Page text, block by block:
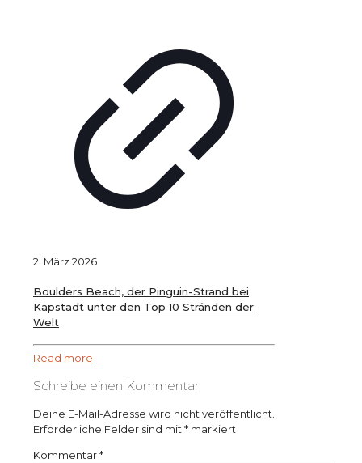
2. März 2026
Boulders Beach, der Pinguin-Strand bei
Kapstadt unter den Top 10 Stränden der
Welt
Read more
Schreibe einen Kommentar
Deine E-Mail-Adresse wird nicht veröffentlicht.
Erforderliche Felder sind mit* markiert
Kommentar*